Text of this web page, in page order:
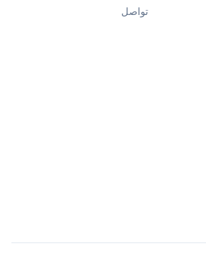
تواصل